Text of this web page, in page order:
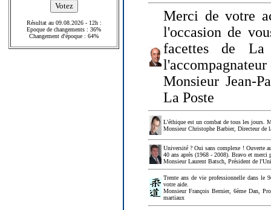
Résultat au 09.08.2026 - 12h :
Epoque de changements : 36%
Changement d'époque : 64%
Merci de votre
l'occasion de
facettes de
Monsieur Jean-
La Poste
L'éthique est un combat de tous les jours.
Monsieur Christophe Barbier, Directeur de
Université ? Oui sans complexe ! Ouverte
40 ans après (1968 - 2008). Bravo et merci
Monsieur Laurent Batsch, Président de
Trente ans de vie professionnelle dans le
votre aide.
Monsieur François Bernier, 6ème Dan,
martiaux